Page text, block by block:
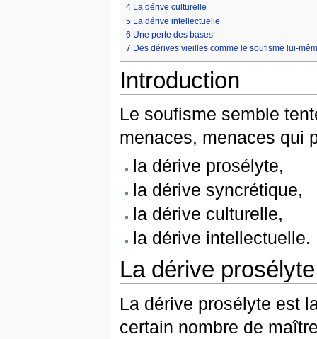
4 La dérive culturelle
5 La dérive intellectuelle
6 Une perte des bases
7 Des dérives vieilles comme le soufisme lui-
Introduction
Le soufisme semble
menaces, menaces qui
la dérive prosélyte,
la dérive syncrétique,
la dérive culturelle,
la dérive intellectuelle.
La dérive prosélyte
La dérive prosélyte est
certain nombre de